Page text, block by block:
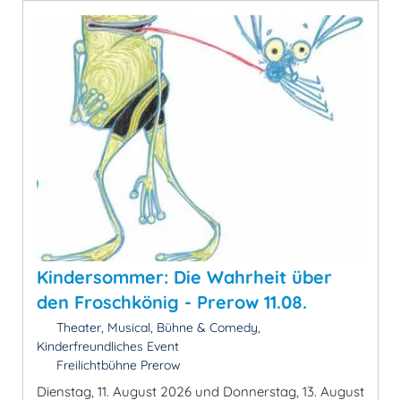
Kindersommer: Die Wahrheit über
den Froschkönig - Prerow 11.08.
Theater, Musical, Bühne & Comedy,
Kinderfreundliches Event
Freilichtbühne Prerow
Dienstag, 11. August 2026 und Donnerstag, 13. August